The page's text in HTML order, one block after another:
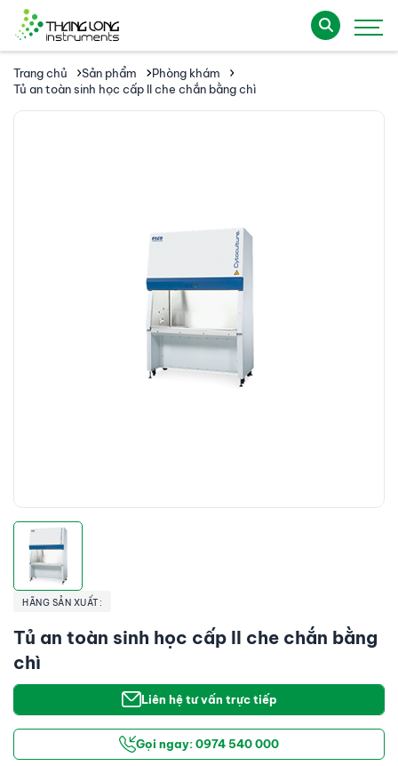
Trang chủ Sản phẩm
Phòng khám
Tủ an toàn sinh học cấp II che chắn bằng chì
HÃNG SẢN XUẤT:
Tủ an toàn sinh học cấp II che chắn bằng
chì
Liên hệ tư vấn trực tiếp
Gọi ngay: 0974 540 000